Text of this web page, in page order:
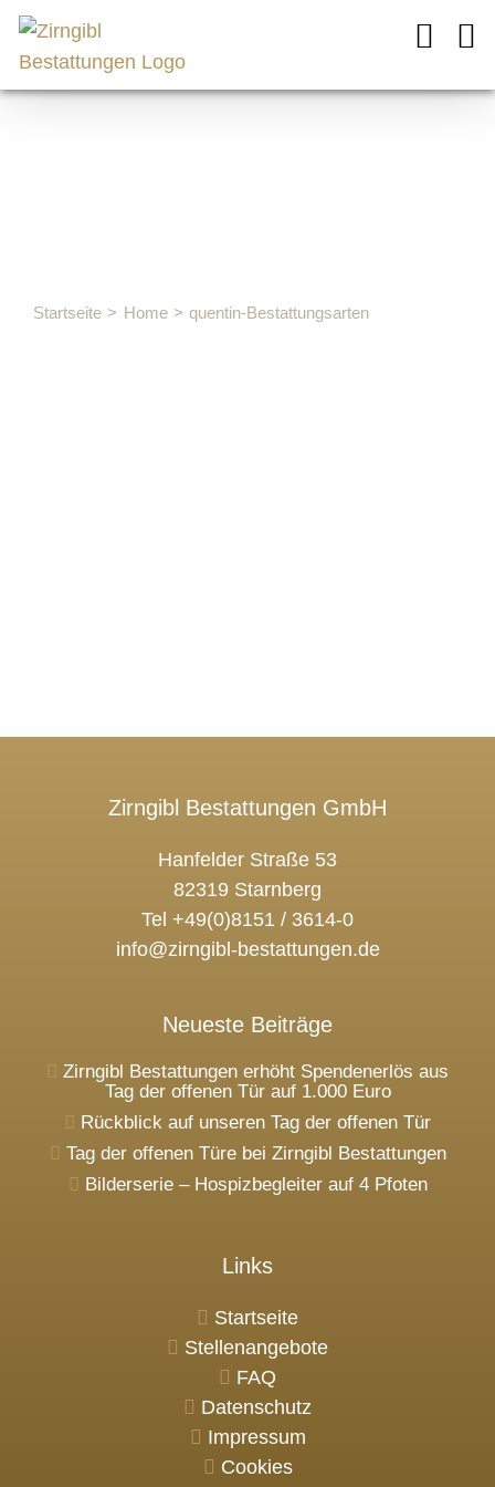
Zum
Startseite Home quentin-Bestattungsarten
Zirngibl Bestattungen GmbH
Hanfelder Straße 53
82319 Starnberg
Tel +49(0)8151 / 3614-0
info@zirngibl-bestattungen.de
Neueste Beiträge
Zirngibl Bestattungen erhöht Spendenerlös aus
Tag der offenen Tür auf 1.000 Euro
Rückblick auf unseren Tag der offenen Tür
Tag der offenen Türe bei Zirngibl Bestattungen
Bilderserie – Hospizbegleiter auf 4 Pfoten
Links
Startseite
Stellenangebote
FAQ
Datenschutz
Impressum
Cookies